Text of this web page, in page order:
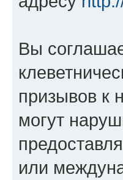
Вы
призывов к
могут
или